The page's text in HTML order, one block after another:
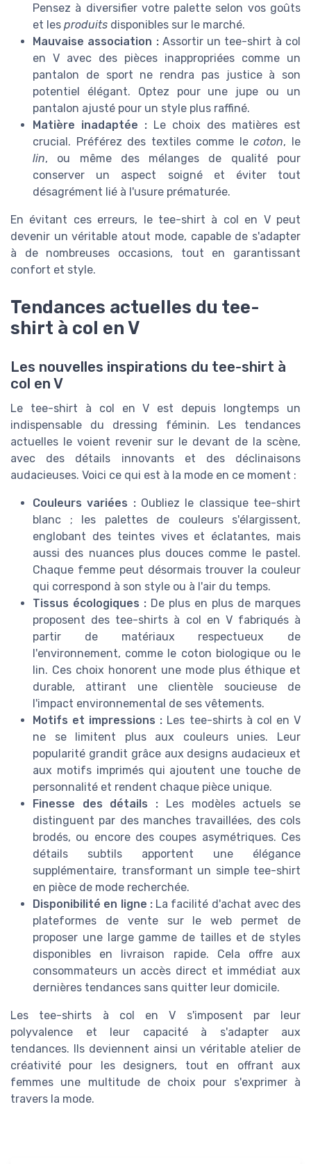
Pensez à diversifier votre palette selon vos goûts
et les produits disponibles sur le marché.
Mauvaise association :Assortir un tee-shirt à col
en V avec des pièces inappropriées comme un
pantalon de sport ne rendra pas justice à son
potentiel élégant. Optez pour une jupe ou un
pantalon ajusté pour un style plus raffiné.
Matière inadaptée : Le choix des matières est
crucial. Préférez des textiles comme lecoton, le
lin, ou même des mélanges de qualité pour
conserver un aspect soigné et éviter tout
désagrément lié à l'usure prématurée.
En évitant ces erreurs, le tee-shirt à col en V peut
devenir un véritable atout mode, capable de s'adapter
à de nombreuses occasions, tout en garantissant
confort et style.
Tendances actuelles du tee-
shirt à col en V
Les nouvelles inspirations du tee-shirt à
col en V
Le tee-shirt à col en V est depuis longtemps un
indispensable du dressing féminin. Les tendances
actuelles le voient revenir sur le devant de la scène,
avec des détails innovants et des déclinaisons
audacieuses. Voici ce qui est à la mode en ce moment :
Couleurs variées :Oubliez le classique tee-shirt
blanc ; les palettes de couleurs s'élargissent,
englobant des teintes vives et éclatantes, mais
aussi des nuances plus douces comme le pastel.
Chaque femme peut désormais trouver la couleur
qui correspond à son style ou à l'air du temps.
Tissus écologiques : De plus en plus de marques
proposent des tee-shirts à col en V fabriqués à
partir de matériaux respectueux de
l'environnement, comme le coton biologique ou le
lin. Ces choix honorent une mode plus éthique et
durable, attirant une clientèle soucieuse de
l'impact environnemental de ses vêtements.
Motifs et impressions : Les tee-shirts à col en V
ne se limitent plus aux couleurs unies. Leur
popularité grandit grâce aux designs audacieux et
aux motifs imprimés qui ajoutent une touche de
personnalité et rendent chaque pièce unique.
Finesse des détails : Les modèles actuels se
distinguent par des manches travaillées, des cols
brodés, ou encore des coupes asymétriques. Ces
détails subtils apportent une élégance
supplémentaire, transformant un simple tee-shirt
en pièce de mode recherchée.
Disponibilité en ligne :La facilité d'achat avec des
plateformes de vente sur le web permet de
proposer une large gamme de tailles et de styles
disponibles en livraison rapide. Cela offre aux
consommateurs un accès direct et immédiat aux
dernières tendances sans quitter leur domicile.
Les tee-shirts à col en V s'imposent par leur
polyvalence et leur capacité à s'adapter aux
tendances. Ils deviennent ainsi un véritable atelier de
créativité pour les designers, tout en offrant aux
femmes une multitude de choix pour s'exprimer à
travers la mode.